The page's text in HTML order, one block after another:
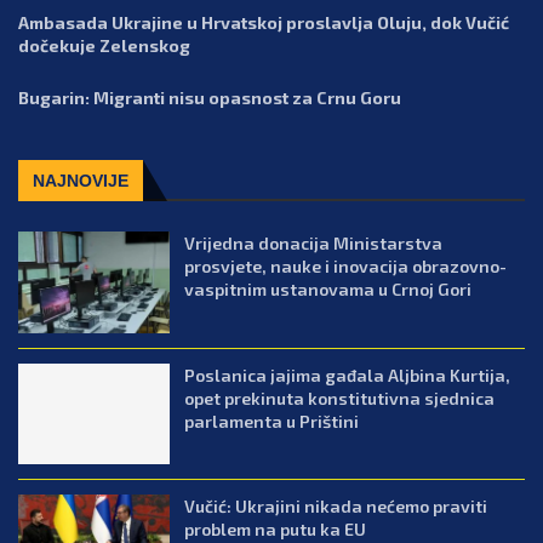
Ambasada Ukrajine u Hrvatskoj proslavlja Oluju, dok Vučić
dočekuje Zelenskog
Bugarin: Migranti nisu opasnost za Crnu Goru
NAJNOVIJE
Vrijedna donacija Ministarstva
prosvjete, nauke i inovacija obrazovno-
vaspitnim ustanovama u Crnoj Gori
Poslanica jajima gađala Aljbina Kurtija,
opet prekinuta konstitutivna sjednica
parlamenta u Prištini
Vučić: Ukrajini nikada nećemo praviti
problem na putu ka EU